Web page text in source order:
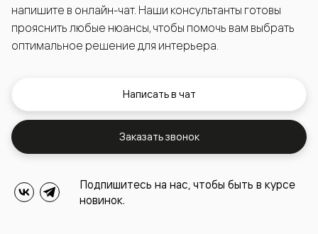
напишите в онлайн-чат. Наши консультанты готовы
прояснить любые нюансы, чтобы помочь вам выбрать
оптимальное решение для интерьера.
Написать в чат
Заказать звонок
Подпишитесь на нас, чтобы быть в курсе
новинок.